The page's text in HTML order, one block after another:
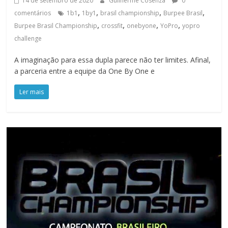
comentários
1b1 , 1by1 , brasil championship, Burpee Brasil,
Burpee Brasil Championship, crossfit, onebyone,YoPro,yopro
challenge
A imaginação para essa dupla parece não ter limites. Afinal,
a parceria entre a equipe da One By One e
Ler mais